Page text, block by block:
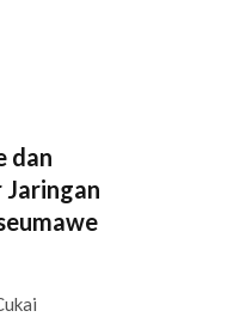
dan
Jaringan